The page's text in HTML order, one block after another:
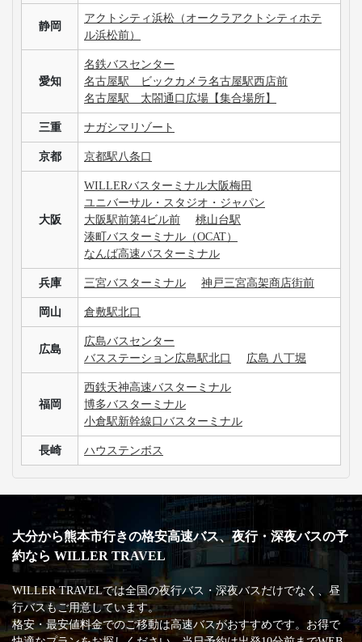
静岡
アクトシティ浜松（オークラアクトシティホテ
ル浜松前）
愛知
名鉄バスセンター
名古屋駅 ビックカメラ名古屋駅西店前
名古屋駅 太閤通口広場【集合場所】
三重 ナガシマリゾート
京都 京都駅八条口
大阪
WILLERバスターミナル大阪梅田
ユニバーサル・スタジオ・ジャパン
大阪駅前第4ビル前
桃山台駅
湊町バスターミナル（OCAT）
なんば高速バスターミナル
兵庫 三宮バスターミナル 神戸三宮高架商店街前
岡山 倉敷駅北口
広島
広島バスセンター
バスステーション広島駅北口
広島 八丁堀
福岡
西鉄天神高速バスターミナル
博多バスターミナル
小倉駅新幹線口バスターミナル
長崎 ハウステンボス
大分から熊本市行きの格安高速バス、夜行・深夜バスの予
約なら WILLER TRAVEL
WILLER TRAVELでは全国の夜行バス・深夜バスだけでなく、昼
行バスもご用意しています。
格安・最安値料金でのご移動は高速バスがおすすめです。お得で